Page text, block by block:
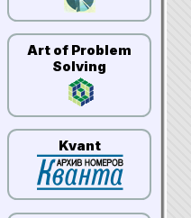
Art of Problem
Solving
Kvant